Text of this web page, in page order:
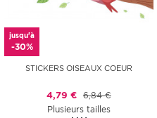
jusqu'à
-30%
STICKERS OISEAUX COEUR
4,79 € 6,84 €
Plusieurs tailles